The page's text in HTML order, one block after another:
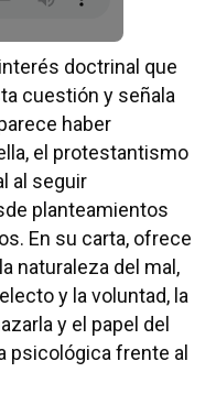
doctrinal que
cuestión y señala
haber
el protestantismo
al seguir
planteamientos
En su carta, ofrece
naturaleza del mal,
y la voluntad, la
y el papel del
psicológica frente al